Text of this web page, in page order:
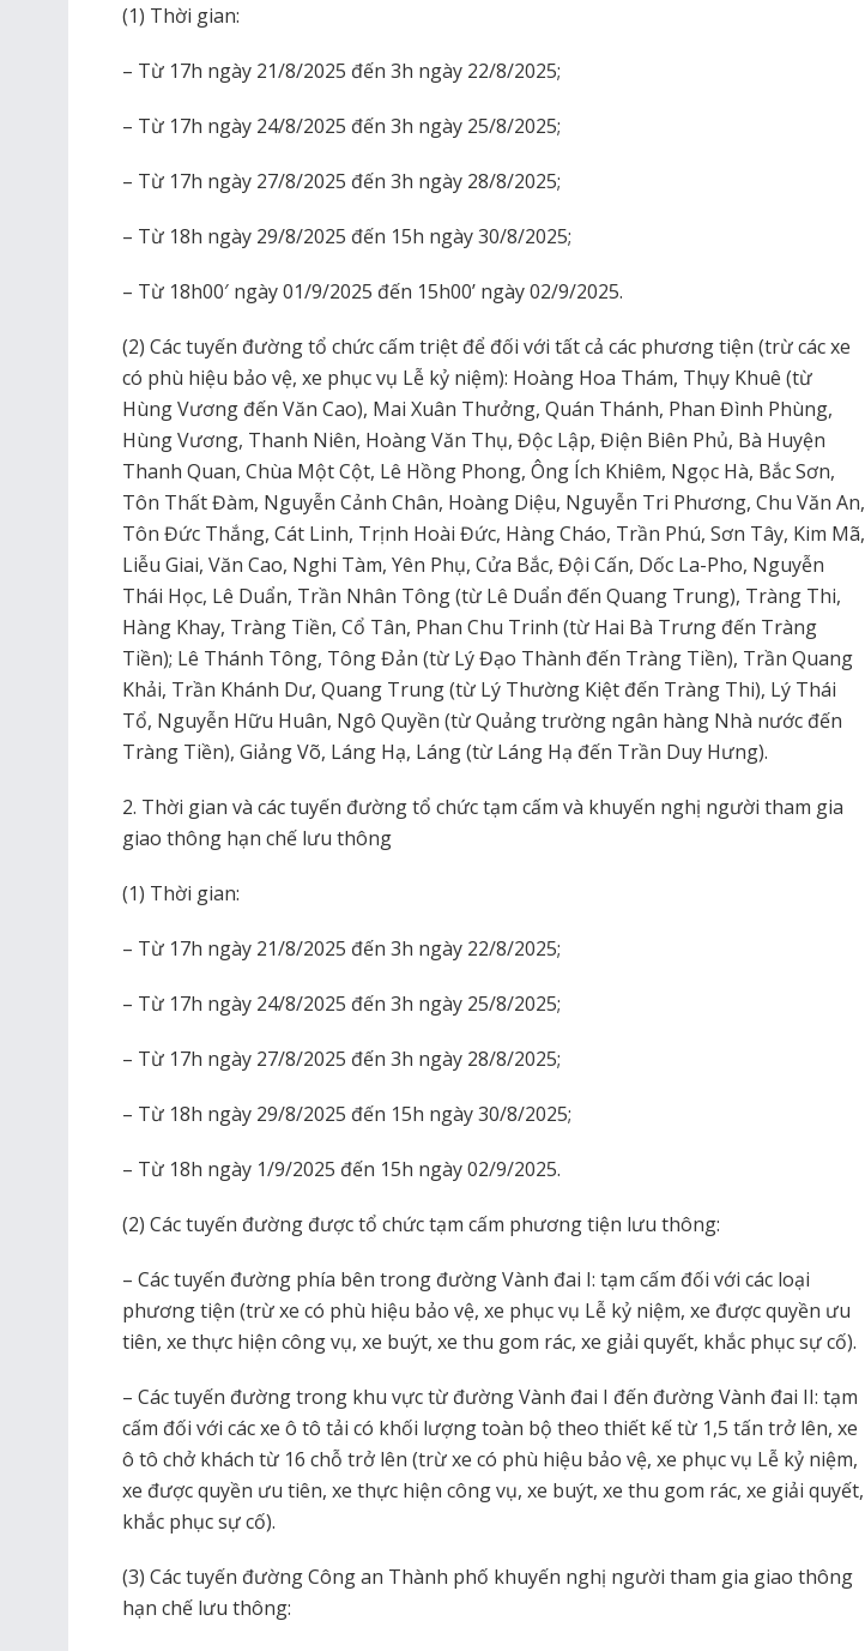
(1) Thời gian:
– Từ 17h ngày 21/8/2025 đến 3h ngày 22/8/2025;
– Từ 17h ngày 24/8/2025 đến 3h ngày 25/8/2025;
– Từ 17h ngày 27/8/2025 đến 3h ngày 28/8/2025;
– Từ 18h ngày 29/8/2025 đến 15h ngày 30/8/2025;
– Từ 18h00′ ngày 01/9/2025 đến 15h00’ ngày 02/9/2025.
(2) Các tuyến đường tổ chức cấm triệt để đối với tất cả các phương tiện (trừ các xe
có phù hiệu bảo vệ, xe phục vụ Lễ kỷ niệm): Hoàng Hoa Thám, Thụy Khuê (từ
Hùng Vương đến Văn Cao), Mai Xuân Thưởng, Quán Thánh, Phan Đình Phùng,
Hùng Vương, Thanh Niên, Hoàng Văn Thụ, Độc Lập, Điện Biên Phủ, Bà Huyện
Thanh Quan, Chùa Một Cột, Lê Hồng Phong, Ông Ích Khiêm, Ngọc Hà, Bắc Sơn,
Tôn Thất Đàm, Nguyễn Cảnh Chân, Hoàng Diệu, Nguyễn Tri Phương, Chu Văn An,
Tôn Đức Thắng, Cát Linh, Trịnh Hoài Đức, Hàng Cháo, Trần Phú, Sơn Tây, Kim Mã,
Liễu Giai, Văn Cao, Nghi Tàm, Yên Phụ, Cửa Bắc, Đội Cấn, Dốc La-Pho, Nguyễn
Thái Học, Lê Duẩn, Trần Nhân Tông (từ Lê Duẩn đến Quang Trung), Tràng Thi,
Hàng Khay, Tràng Tiền, Cổ Tân, Phan Chu Trinh (từ Hai Bà Trưng đến Tràng
Tiền); Lê Thánh Tông, Tông Đản (từ Lý Đạo Thành đến Tràng Tiền), Trần Quang
Khải, Trần Khánh Dư, Quang Trung (từ Lý Thường Kiệt đến Tràng Thi), Lý Thái
Tổ, Nguyễn Hữu Huân, Ngô Quyền (từ Quảng trường ngân hàng Nhà nước đến
Tràng Tiền), Giảng Võ, Láng Hạ, Láng (từ Láng Hạ đến Trần Duy Hưng).
2. Thời gian và các tuyến đường tổ chức tạm cấm và khuyến nghị người tham gia
giao thông hạn chế lưu thông
(1) Thời gian:
– Từ 17h ngày 21/8/2025 đến 3h ngày 22/8/2025;
– Từ 17h ngày 24/8/2025 đến 3h ngày 25/8/2025;
– Từ 17h ngày 27/8/2025 đến 3h ngày 28/8/2025;
– Từ 18h ngày 29/8/2025 đến 15h ngày 30/8/2025;
– Từ 18h ngày 1/9/2025 đến 15h ngày 02/9/2025.
(2) Các tuyến đường được tổ chức tạm cấm phương tiện lưu thông:
– Các tuyến đường phía bên trong đường Vành đai I: tạm cấm đối với các loại
phương tiện (trừ xe có phù hiệu bảo vệ, xe phục vụ Lễ kỷ niệm, xe được quyền ưu
tiên, xe thực hiện công vụ, xe buýt, xe thu gom rác, xe giải quyết, khắc phục sự cố).
– Các tuyến đường trong khu vực từ đường Vành đai I đến đường Vành đai II: tạm
cấm đối với các xe ô tô tải có khối lượng toàn bộ theo thiết kế từ 1,5 tấn trở lên, xe
ô tô chở khách từ 16 chỗ trở lên (trừ xe có phù hiệu bảo vệ, xe phục vụ Lễ kỷ niệm,
xe được quyền ưu tiên, xe thực hiện công vụ, xe buýt, xe thu gom rác, xe giải quyết,
khắc phục sự cố).
(3) Các tuyến đường Công an Thành phố khuyến nghị người tham gia giao thông
hạn chế lưu thông: